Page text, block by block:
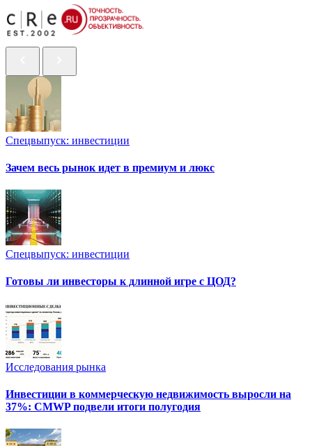
Спецвыпуск: инвестиции
Зачем весь рынок идет в премиум и люкс
Спецвыпуск: инвестиции
Готовы ли инвесторы к длинной игре с ЦОД?
Исследования рынка
Инвестиции в коммерческую недвижимость выросли на
37%: CMWP подвели итоги полугодия